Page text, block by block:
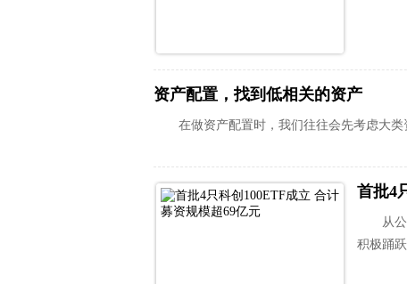
资产配置，找到低相关的资产
在做资产配置时，我们往往会先考虑大
首批4
从
积极踊跃